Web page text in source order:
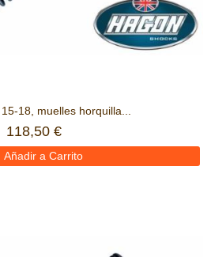
18, muelles horquilla...
118,50 €
Añadir a Carrito